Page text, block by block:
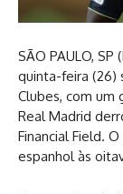
SÃO PAULO, SP
quinta-feira (26)
Clubes, com um
Real Madrid
Financial Field.
espanhol às